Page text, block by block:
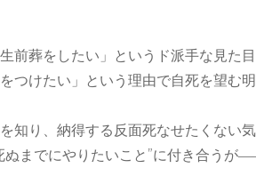
前葬をしたい」というド派手な見た
つけたい」という理由で自死を望む
知り、納得する反面死なせたくない
ぬまでにやりたいこと”に付き合うが